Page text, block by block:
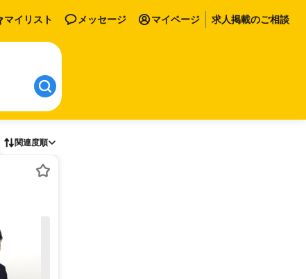
マイリスト メッセージ マイページ 求人掲載のご相談
関連度順